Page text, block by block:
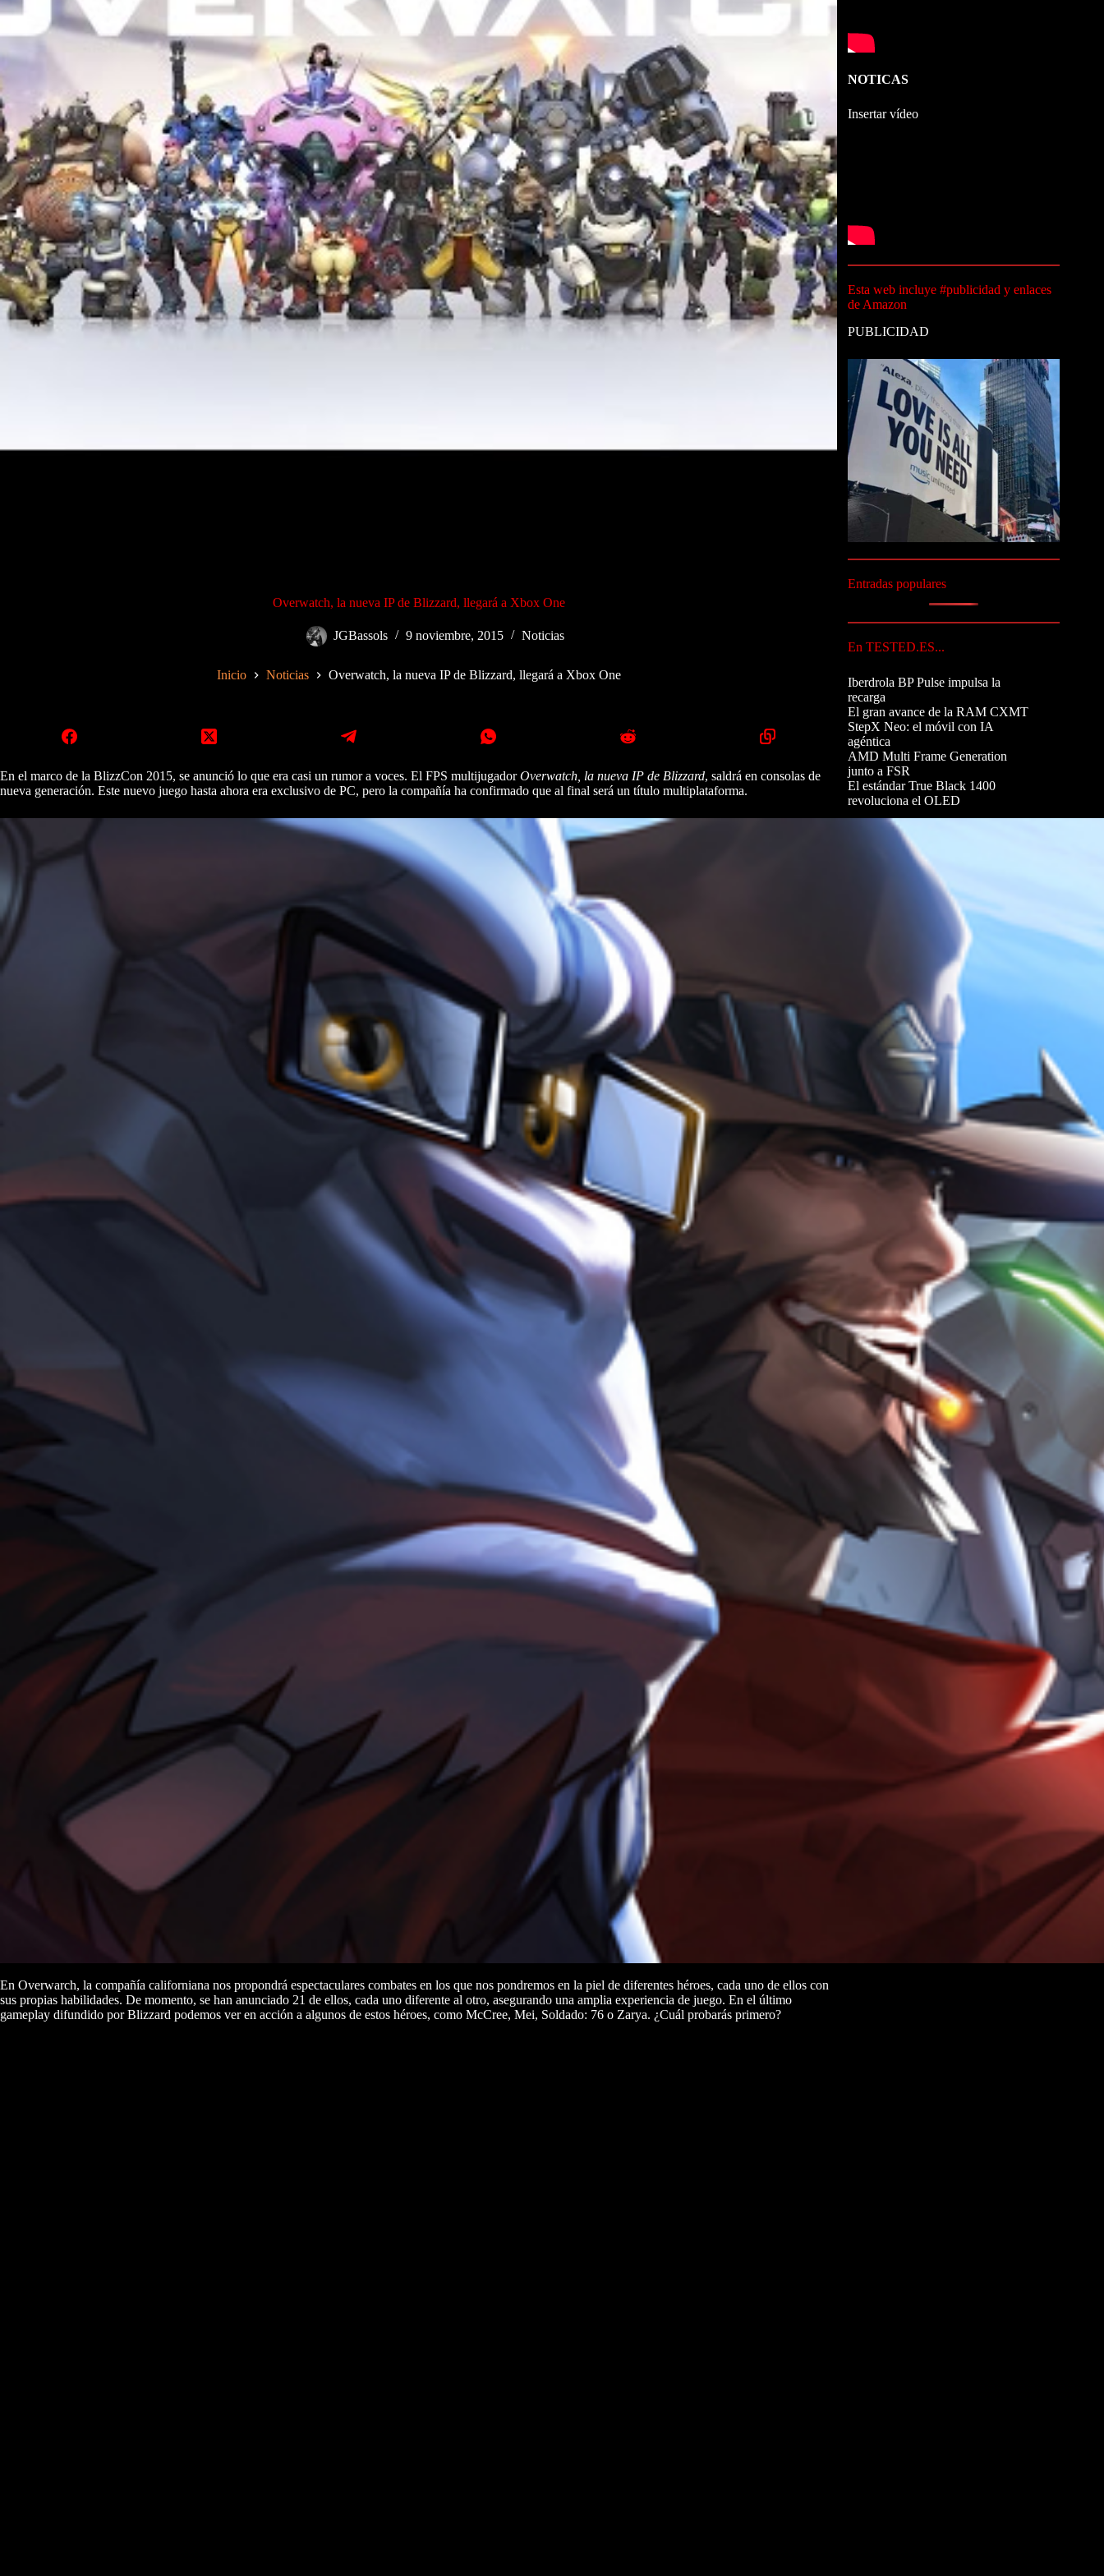
Overwatch, la nueva IP de Blizzard, llegará a Xbox One
JGBassols 9 noviembre, 2015 Noticias
Inicio Noticias Overwatch, la nueva IP de Blizzard, llegará a Xbox One
En el marco de la BlizzCon 2015, se anunció lo que era casi un rumor a voces. El FPS multijugadorOverwatch, la nueva IP de Blizzard, saldrá en consolas de
nueva generación. Este nuevo juego hasta ahora era exclusivo de PC, pero la compañía ha confirmado que al final será un título multiplataforma.
En Overwarch, la compañía californiana nos propondrá espectaculares combates en los que nos pondremos en la piel de diferentes héroes, cada uno de ellos con
sus propias habilidades. De momento, se han anunciado 21 de ellos, cada uno diferente al otro, asegurando una amplia experiencia de juego. En el último
gameplay difundido por Blizzard podemos ver en acción a algunos de estos héroes, como McCree, Mei, Soldado: 76 o Zarya. ¿Cuál probarás primero?
NOTICAS
Insertar vídeo
Esta web incluye #publicidad y enlaces
de Amazon
PUBLICIDAD
Entradas populares
En TESTED.ES...
Iberdrola BP Pulse impulsa la
recarga
El gran avance de la RAM CXMT
StepX Neo: el móvil con IA
agéntica
AMD Multi Frame Generation
junto a FSR
El estándar True Black 1400
revoluciona el OLED